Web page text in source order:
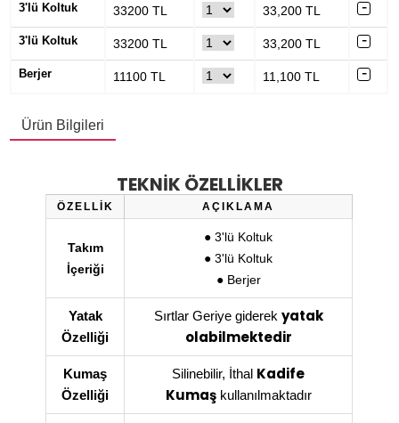
3'lü Koltuk 33200 TL 33,200 TL
3'lü Koltuk 33200 TL 33,200 TL
Berjer 11100 TL 11,100 TL
Ürün Bilgileri
TEKNİK ÖZELLİKLER
ÖZELLİK AÇIKLAMA
Takım
İçeriği
● 3'lü Koltuk
● 3'lü Koltuk
● Berjer
Yatak
Özelliği
Sırtlar Geriye giderek yatak
olabilmektedir
Kumaş
Özelliği
Silinebilir, İthal Kadife
Kumaşkullanılmaktadır